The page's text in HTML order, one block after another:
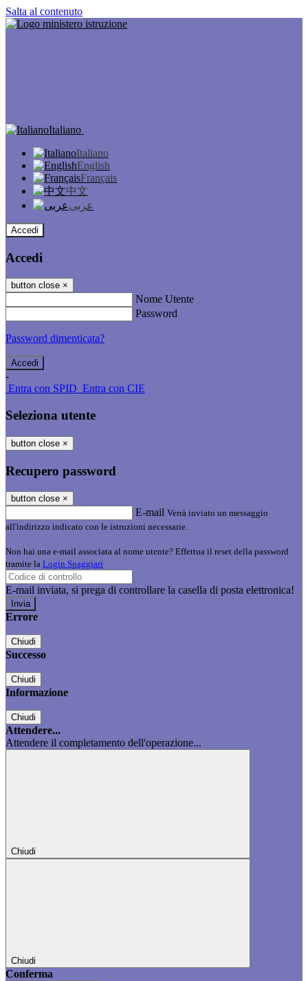
Salta al contenuto
Italiano
Italiano
English
Français
中文
عربى
Accedi
Accedi
button close ×
Nome Utente
Password
Password dimenticata?
-
Entra con SPID Entra con CIE
Seleziona utente
button close ×
Recupero password
button close ×
E-mail Verrà inviato un messaggio
all'indirizzo indicato con le istruzioni necessarie.
Non hai una e-mail associata al nome utente? Effettua il reset della password
tramite la Login Spaggiari
E-mail inviata, si prega di controllare la casella di posta elettronica!
Errore
Chiudi
Successo
Chiudi
Informazione
Chiudi
Attendere...
Attendere il completamento dell'operazione...
Chiudi
Chiudi
Conferma